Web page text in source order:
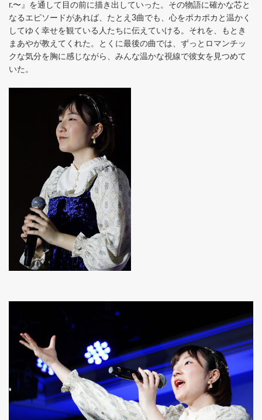
r.〜』を通して目の前に描き出していった。その物語に確かな芯と
なるエピソードがあれば、たとえ3曲でも、心をポカポカと温かく
してゆく幸せを観ている人たちに伝えていける。それを、もとき
まあやが教えてくれた。とくに最後の曲では、ずっとロマンチッ
クな気分を胸に感じながら、みんな温かな視線で彼女を見つめて
いた。